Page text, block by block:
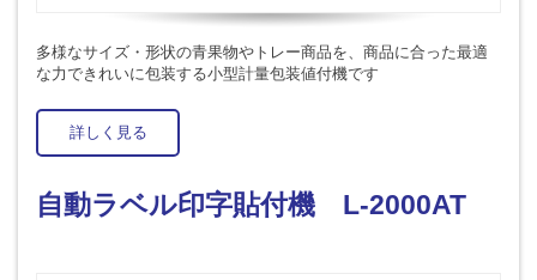
多様なサイズ・形状の青果物やトレー商品を、商品に合った最適
な力できれいに包装する小型計量包装値付機です
詳しく見る
自動ラベル印字貼付機 L-2000AT